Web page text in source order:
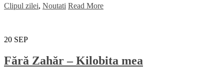
Clipul zilei, Noutati Read More
20 SEP
Fără Zahăr – Kilobita mea